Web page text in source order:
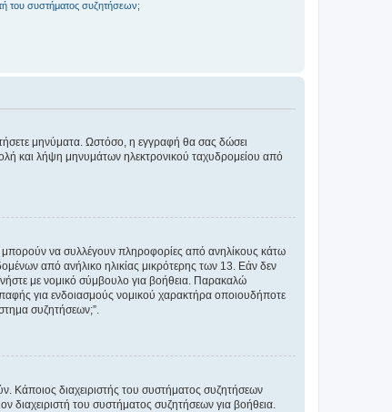
του συστήματος συζητήσεων;
μηνύματα. Ωστόσο, η εγγραφή θα σας δώσει
και λήψη μηνυμάτων ηλεκτρονικού ταχυδρομείου από
να συλλέγουν πληροφορίες από ανηλίκους κάτω
από ανήλικο ηλικίας μικρότερης των 13. Εάν δεν
με νομικό σύμβουλο για βοήθεια. Παρακαλώ
για ενδοιασμούς νομικού χαρακτήρα οποιουδήποτε
συζητήσεων;”.
Κάποιος διαχειριστής του συστήματος συζητήσεων
διαχειριστή του συστήματος συζητήσεων για βοήθεια.